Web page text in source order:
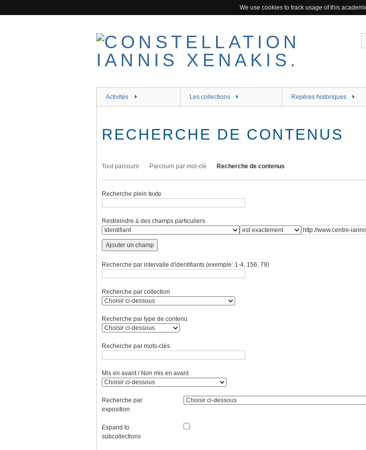
We use cookies to track usage of this
Activités Les collections Repères historiques
RECHERCHE DE CONTENUS
Tout parcourir Parcourir par mot-clé Recherche de contenus
Recherche plein texte
Restreindre à des champs particuliers
Ajouter un champ
Recherche par intervalle d'identifiants (exemple: 1-4, 156, 79)
Recherche par collection
Recherche par type de contenu
Recherche par mots-clés
Mis en avant / Non mis en avant
Recherche par
exposition
Expand to
subcollections